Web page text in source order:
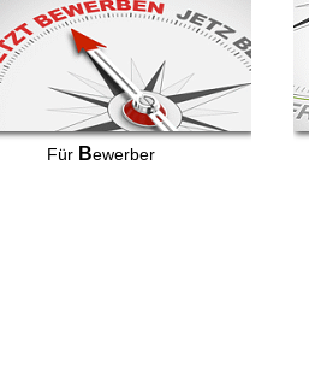
Für Bewerber